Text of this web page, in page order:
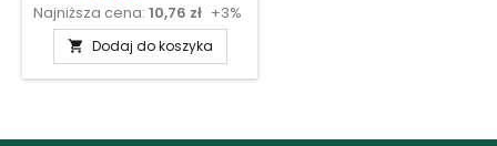
podstawowa
Najniższa cena: 10,76 zł +3%
 Dodaj do koszyka